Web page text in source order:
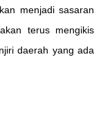
menjadi sasaran
akan terus mengikis
daerah yang ada